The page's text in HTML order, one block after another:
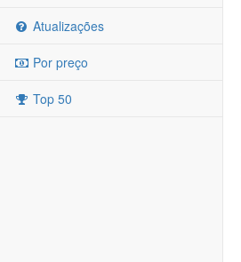
Atualizações
Por preço
Top 50